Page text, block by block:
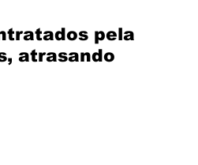
Mercantil
pela
atrasando